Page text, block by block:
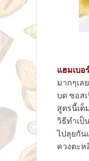
แฮมเบอ
มากๆเล
บด ซอส
สูตรนี้เต็
วิธีทำเป็
ไปลุยกัน
ควงตะห